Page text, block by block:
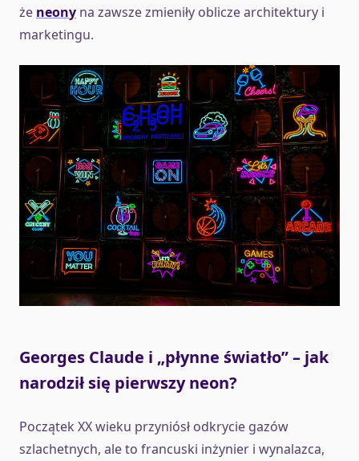
że neony na zawsze zmieniły oblicze architektury i
marketingu.
Georges Claude i „płynne światło” – jak
narodził się pierwszy neon?
Początek XX wieku przyniósł odkrycie gazów
szlachetnych, ale to francuski inżynier i wynalazca,